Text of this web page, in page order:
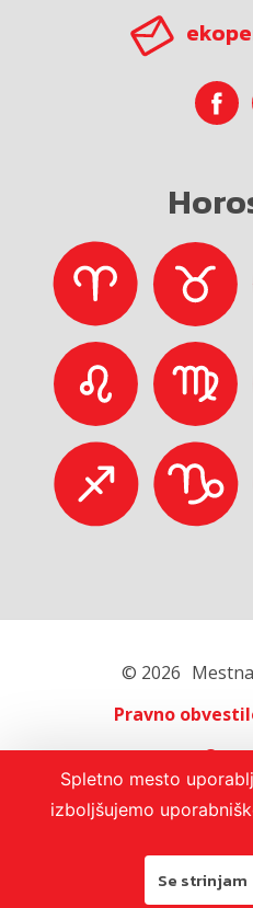
© 2026
Pravno
O
Avtorji:
Spletno mesto
izboljšujemo
Se strinjam